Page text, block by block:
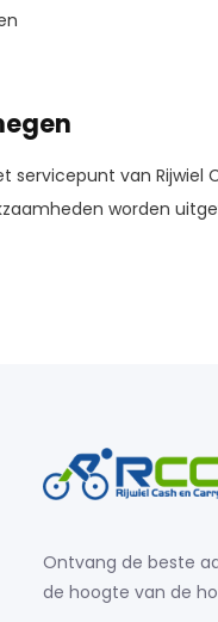
van Rijwiel
worden
Ontvang de beste
de hoogte van de